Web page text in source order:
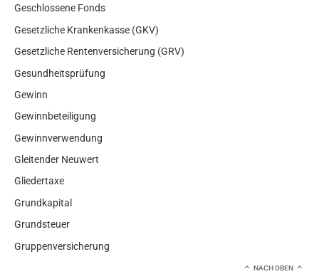
Geschlossene Fonds
Gesetzliche Krankenkasse (GKV)
Gesetzliche Rentenversicherung (GRV)
Gesundheitsprüfung
Gewinn
Gewinnbeteiligung
Gewinnverwendung
Gleitender Neuwert
Gliedertaxe
Grundkapital
Grundsteuer
Gruppenversicherung
NACH OBEN